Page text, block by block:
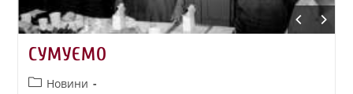
СУМУЄМО
Новини